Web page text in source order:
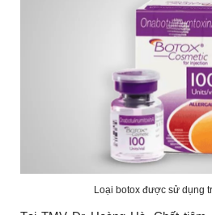
Loại botox được sử dụng